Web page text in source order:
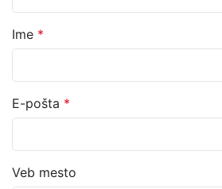
Ime *
E-pošta *
Veb mesto